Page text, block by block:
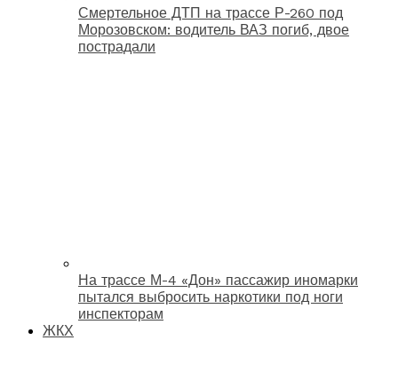
Смертельное ДТП на трассе Р-260 под
Морозовском: водитель ВАЗ погиб, двое
пострадали
На трассе М-4 «Дон» пассажир иномарки
пытался выбросить наркотики под ноги
инспекторам
ЖКХ